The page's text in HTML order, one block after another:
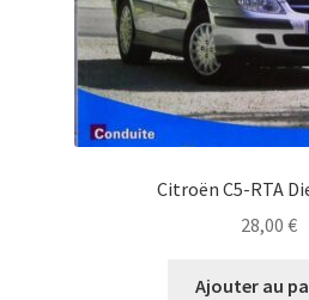
Citroën C5-RTA
28,00 €
Ajouter au